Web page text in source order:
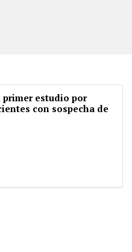
primer estudio por
con sospecha de